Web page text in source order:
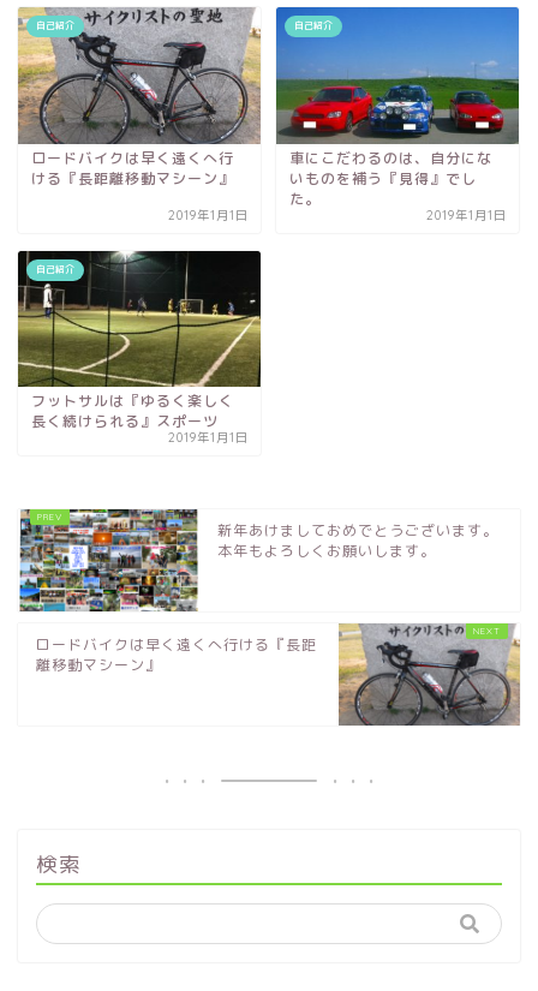
自己紹介
ロードバイクは早く遠くへ行
ける『長距離移動マシーン』
2019年1月1日
自己紹介
車にこだわるのは、自分にな
いものを補う『見得』でし
た。
2019年1月1日
自己紹介
フットサルは『ゆるく楽しく
長く続けられる』スポーツ
2019年1月1日
新年あけましておめでとうございます。
本年もよろしくお願いします。
ロードバイクは早く遠くへ行ける『長距
離移動マシーン』
検索